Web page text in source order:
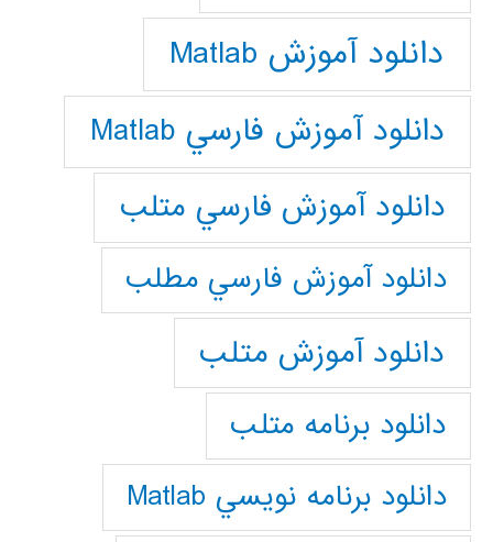
دانلود آموزش Matlab
دانلود آموزش فارسي Matlab
دانلود آموزش فارسي متلب
دانلود آموزش فارسي مطلب
دانلود آموزش متلب
دانلود برنامه متلب
دانلود برنامه نويسي Matlab